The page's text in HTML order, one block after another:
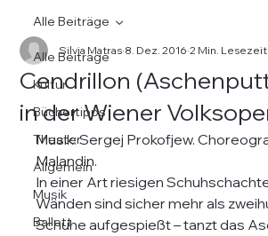
Alle Beiträge
Kultur
Büchertipps
Theater
Allgemein
Musik
Ballett
Alle Beiträge
Cendrillon
in der Wiener
Silvia Matras 8. Dez. 2016 2 Min. Lesezeit
Musik: Sergej Prokofjew.
Malandin.
In einer Art riesigen
Wänden sind sicher mehr als
Schuhe aufgespießt – tanzt das